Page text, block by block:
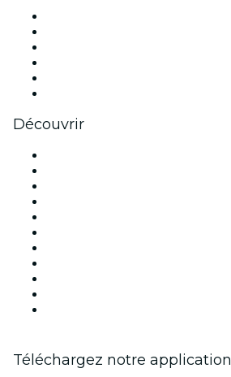
Découvrir
Téléchargez notre application